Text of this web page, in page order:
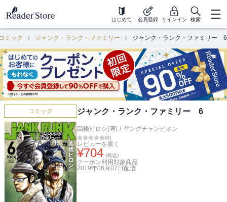
はじめて 会員登録 サインイン 検索
ミック ジャンク・ランク・ファミリー ジャンク・ランク・ファミリー 6
コミック ジャンク・ランク・ファミリー 6
高橋ヒロシ(著) / ヤングチャンピオン
(0)
レビューを書く
¥704 (税込)
クーポン利用対象商品
2019年06月07日 配信